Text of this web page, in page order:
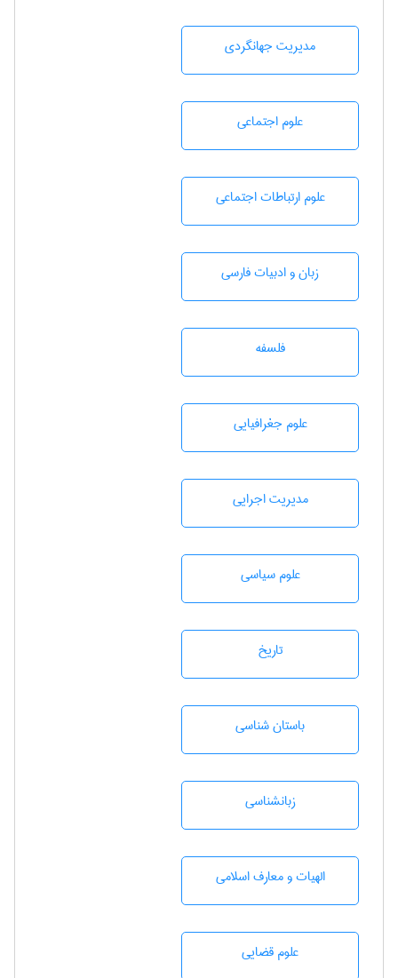
مديريت جهانگردی
علوم اجتماعی
علوم ارتباطات اجتماعی
زبان و ادبيات فارسی
فلسفه
علوم جغرافيايی
مديريت اجرايی
علوم سياسی
تاريخ
باستان شناسی
زبانشناسی
الهیات و معارف اسلامی
علوم قضایی